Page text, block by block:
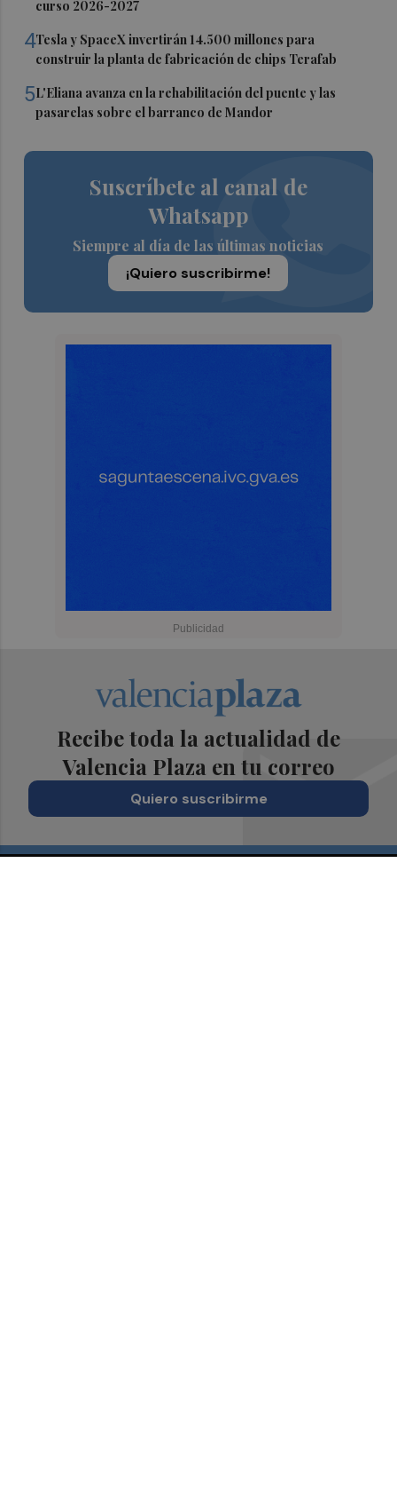
curso 2026-2027
4Tesla y SpaceX invertirán 14.500 millones para
construir la planta de fabricación de chips Terafab
5L'Eliana avanza en la rehabilitación del puente y las
pasarelas sobre el barranco de Mandor
Suscríbete al canal de
Whatsapp
Siempre al día de las últimas noticias
¡Quiero suscribirme!
Recibe toda la actualidad de
Valencia Plaza en tu correo
Quiero suscribirme